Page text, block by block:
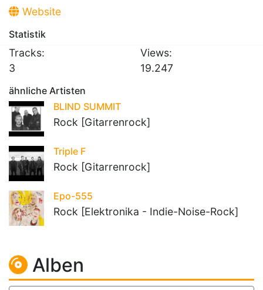
Website
Statistik
Tracks:
3
Views:
19.247
ähnliche Artisten
BLIND SUMMIT
Rock [Gitarrenrock]
Triple F
Rock [Gitarrenrock]
Epo-555
Rock [Elektronika - Indie-Noise-Rock]
Alben